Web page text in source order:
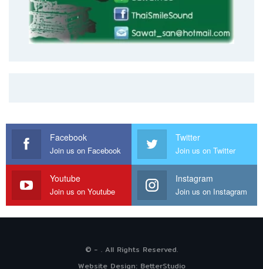
Facebook
Join us on Facebook
Twitter
Join us on Twitter
Youtube
Join us on Youtube
Instagram
Join us on Instagram
© - . All Rights Reserved.
Website Design: BetterStudio